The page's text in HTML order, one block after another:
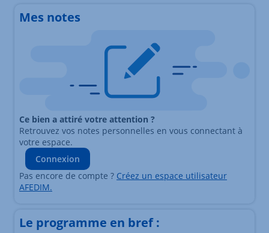
Mes notes
Ce bien a attiré votre attention ?
Retrouvez vos notes personnelles en vous connectant à
votre espace.
Connexion
Pas encore de compte ? Créez un espace utilisateur
AFEDIM.
Le programme en bref :